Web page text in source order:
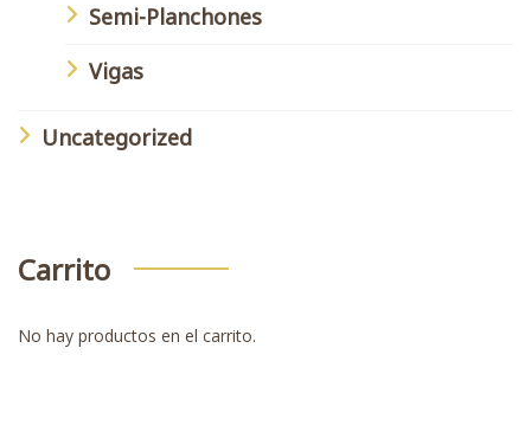
Semi-Planchones
Vigas
Uncategorized
Carrito
No hay productos en el carrito.